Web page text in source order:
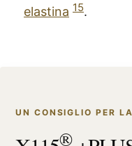
elastina 15.
UN CONSIGLIO PER
®